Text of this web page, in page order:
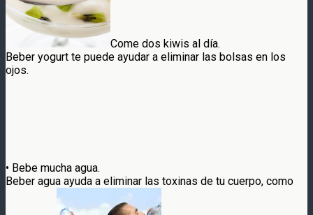
Come dos kiwis al día.
Beber yogurt te puede ayudar a eliminar las bolsas en los
ojos.
• Bebe mucha agua.
Beber agua ayuda a eliminar las toxinas de tu cuerpo, como